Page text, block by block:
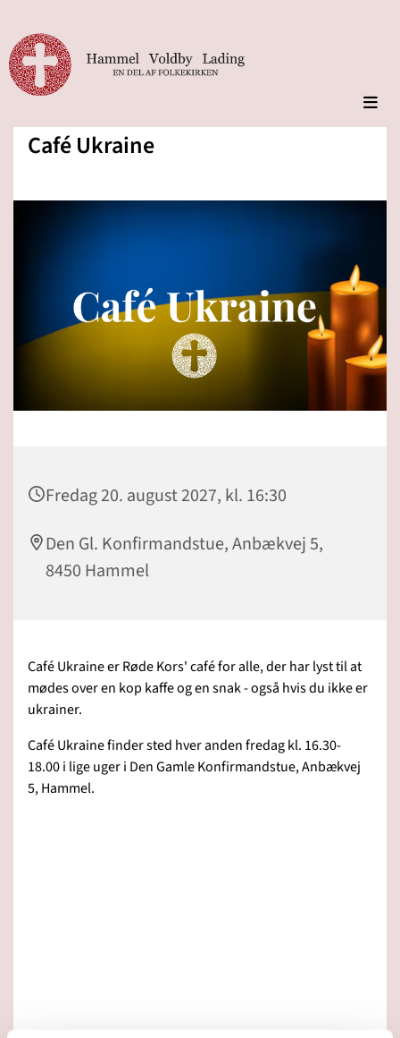
Café Ukraine
Fredag 20. august 2027, kl. 16:30
Den Gl. Konfirmandstue, Anbækvej 5,
8450 Hammel
Café Ukraine er Røde Kors' café for alle, der har lyst til at
mødes over en kop kaffe og en snak - også hvis du ikke er
ukrainer.
Café Ukraine finder sted hver anden fredag kl. 16.30-
18.00 i lige uger i Den Gamle Konfirmandstue, Anbækvej
5, Hammel.